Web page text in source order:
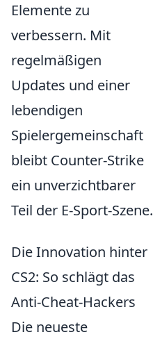
Elemente zu
verbessern. Mit
regelmäßigen
Updates und einer
lebendigen
Spielergemeinschaft
bleibt Counter-Strike
ein unverzichtbarer
Teil der E-Sport-Szene.
Die Innovation hinter
CS2: So schlägt das
Anti-Cheat-Hackers
Die neueste